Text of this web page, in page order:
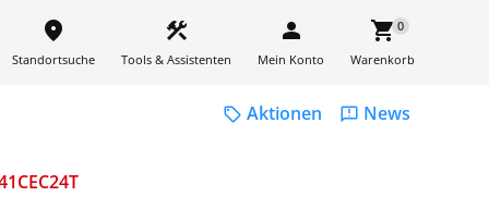
place
Standortsuche
construction
Tools & Assistenten
person
Mein Konto
shopping_cart0
Warenkorb
sell Aktionen feedback News